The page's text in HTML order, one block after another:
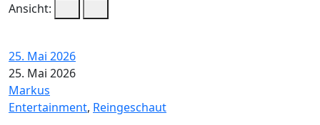
Ansicht:
25. Mai 2026
25. Mai 2026
Markus
Entertainment, Reingeschaut